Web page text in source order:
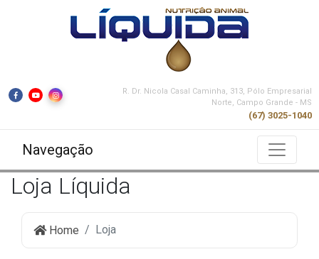
R. Dr. Nicola Casal Caminha, 313, Pólo Empresarial
Norte, Campo Grande - MS
(67) 3025-1040
Navegação
Loja Líquida
Home Loja